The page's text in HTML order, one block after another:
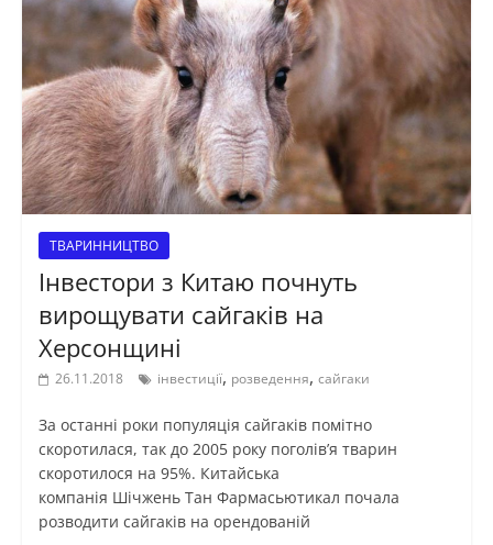
ТВАРИННИЦТВО
Інвестори з Китаю почнуть
вирощувати сайгаків на
Херсонщині
26.11.2018 інвестиції, розведення, сайгаки
За останні роки популяція сайгаків помітно
скоротилася, так до 2005 року поголів’я тварин
скоротилося на 95%. Китайська
компанія Шічжень Тан Фармасьютикал почала
розводити сайгаків на орендованій